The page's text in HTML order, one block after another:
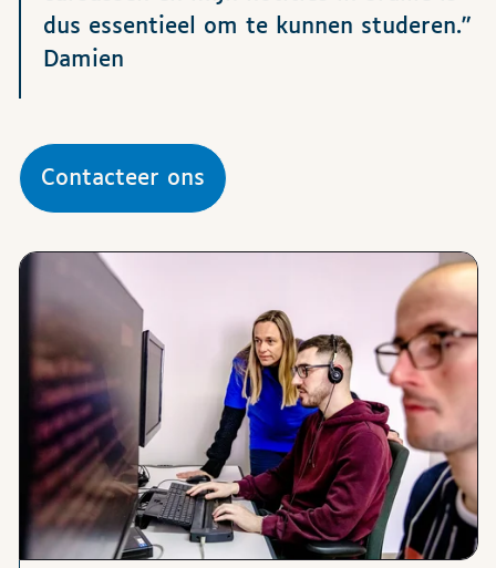
dus essentieel om te kunnen studeren."
Damien
Contacteer ons
Afbeeldingen